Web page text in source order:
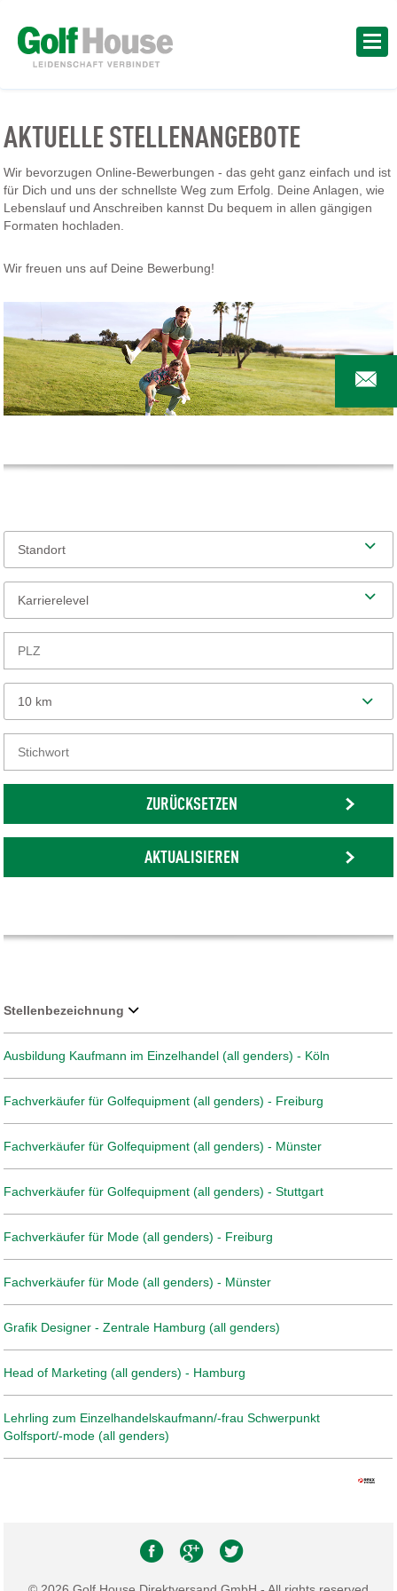
AKTUELLE STELLENANGEBOTE
Wir bevorzugen Online-Bewerbungen - das geht ganz einfach und ist
für Dich und uns der schnellste Weg zum Erfolg. Deine Anlagen, wie
Lebenslauf und Anschreiben kannst Du bequem in allen gängigen
Formaten hochladen.
Wir freuen uns auf Deine Bewerbung!
Standort
Karrierelevel
10 km
ZURÜCKSETZEN
AKTUALISIEREN
Stellenbezeichnung
Ausbildung Kaufmann im Einzelhandel (all genders) - Köln
Fachverkäufer für Golfequipment (all genders) - Freiburg
Fachverkäufer für Golfequipment (all genders) - Münster
Fachverkäufer für Golfequipment (all genders) - Stuttgart
Fachverkäufer für Mode (all genders) - Freiburg
Fachverkäufer für Mode (all genders) - Münster
Grafik Designer - Zentrale Hamburg (all genders)
Head of Marketing (all genders) - Hamburg
Lehrling zum Einzelhandelskaufmann/-frau Schwerpunkt
Golfsport/-mode (all genders)